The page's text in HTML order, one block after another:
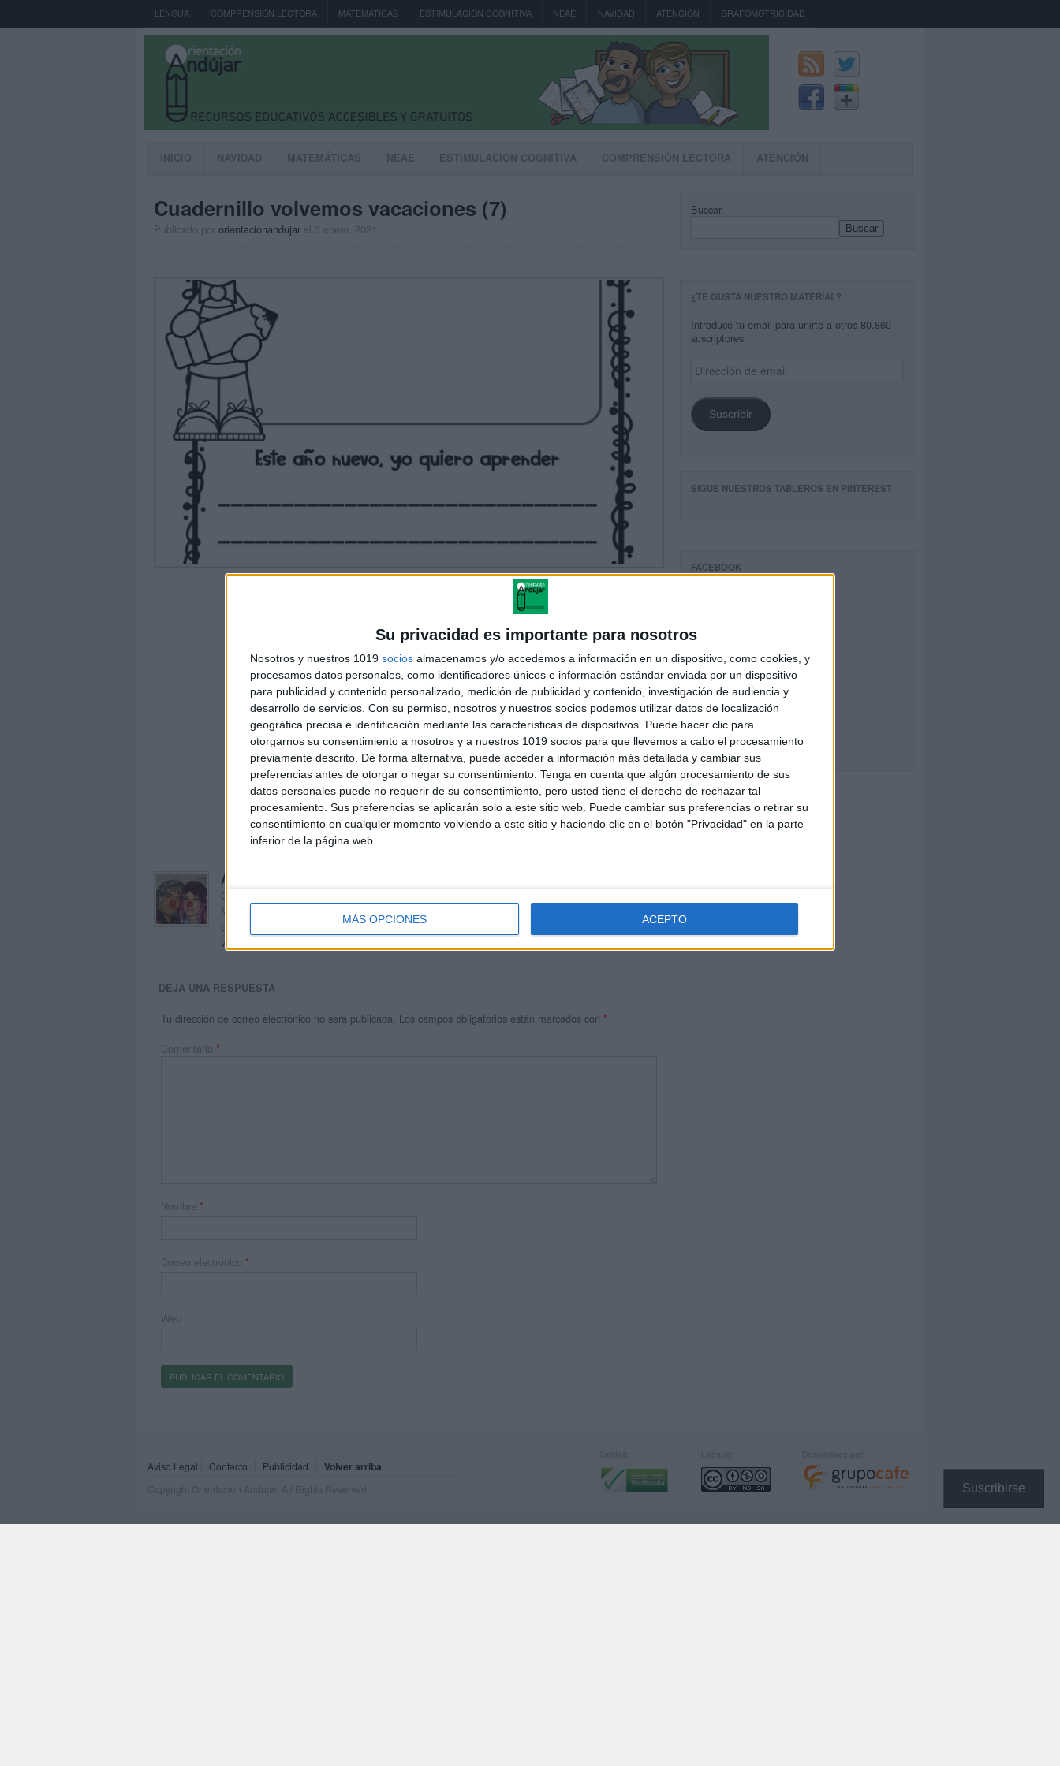
Su privacidad es importante para nosotros
Nosotros y nuestros 1019 socios almacenamos y/o accedemos a información en un dispositivo, como cookies, y
procesamos datos personales, como identificadores únicos e información estándar enviada por un dispositivo
para publicidad y contenido personalizado, medición de publicidad y contenido, investigación de audiencia y
desarrollo de servicios. Con su permiso, nosotros y nuestros socios podemos utilizar datos de localización
geográfica precisa e identificación mediante las características de dispositivos. Puede hacer clic para
otorgarnos su consentimiento a nosotros y a nuestros 1019 socios para que llevemos a cabo el procesamiento
previamente descrito. De forma alternativa, puede acceder a información más detallada y cambiar sus
preferencias antes de otorgar o negar su consentimiento. Tenga en cuenta que algún procesamiento de sus
datos personales puede no requerir de su consentimiento, pero usted tiene el derecho de rechazar tal
procesamiento. Sus preferencias se aplicarán solo a este sitio web. Puede cambiar sus preferencias o retirar su
consentimiento en cualquier momento volviendo a este sitio y haciendo clic en el botón "Privacidad" en la parte
inferior de la página web.
MÁS OPCIONES ACEPTO
Suscribirse
LENGUA COMPRENSIÓN LECTORA MATEMÁTICAS ESTIMULACION COGNITIVA NEAE NAVIDAD ATENCIÓN GRAFOMOTRICIDAD
INICIO NAVIDAD MATEMÁTICAS NEAE ESTIMULACION COGNITIVA COMPRENSIÓN LECTORA ATENCIÓN
Cuadernillo volvemos vacaciones (7)
Publicado por orientacionandujar el 3 enero, 2021
Acerca de orientacionandujar
Orientación Andújar no es solo un blog, es la apuesta personal de dos profesores Ginés y
Maribel, que además de ser pareja, son los encargados de los contenidos que encontramos
dentro del blog y en el cual, vuelcan la mayor parte del tiempo, que sus tareas como docentes, y
voluntarios en sus meses de verano les permite.
DEJA UNA RESPUESTA
Tu dirección de correo electrónico no será publicada. Los campos obligatorios están marcados con *
Comentario *
Nombre *
Correo electrónico *
Web
Buscar
Buscar
¿TE GUSTA NUESTRO MATERIAL?
Introduce tu email para unirte a otros 80.860
suscriptores.
Dirección
de
Suscribir
SIGUE NUESTROS TABLEROS EN PINTEREST
FACEBOOK
Aviso Legal Contacto Publicidad Volver arriba